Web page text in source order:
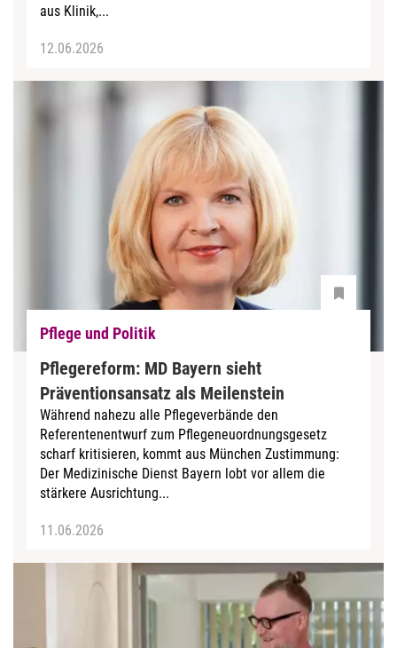
aus Klinik,...
12.06.2026
Pflege und Politik
Pflegereform: MD Bayern sieht
Präventionsansatz als Meilenstein
Während nahezu alle Pflegeverbände den
Referentenentwurf zum Pflegeneuordnungsgesetz
scharf kritisieren, kommt aus München Zustimmung:
Der Medizinische Dienst Bayern lobt vor allem die
stärkere Ausrichtung...
11.06.2026